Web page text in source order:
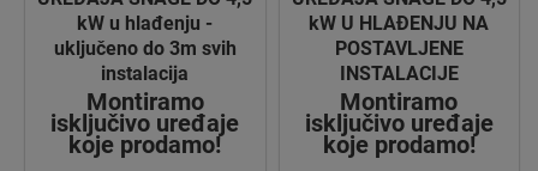
kW u hlađenju -
uključeno do 3m svih
instalacija
Montiramo
isključivo uređaje
koje prodamo!
kW U HLAĐENJU NA
POSTAVLJENE
INSTALACIJE
Montiramo
isključivo uređaje
koje prodamo!